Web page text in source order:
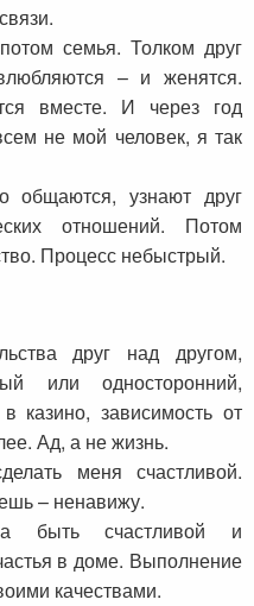
семья. Толком друг
– и женятся.
вместе. И через год
не мой человек, я так
общаются, узнают друг
отношений. Потом
Процесс небыстрый.
друг над другом,
или односторонний,
казино, зависимость от
Ад, а не жизнь.
меня счастливой.
– ненавижу.
быть счастливой и
в доме. Выполнение
качествами.